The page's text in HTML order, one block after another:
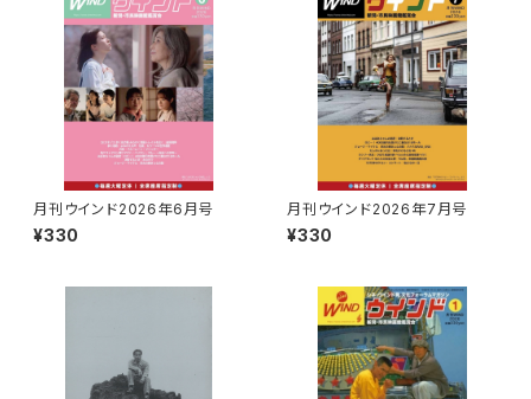
月刊ウインド2026年6月号
¥330
月刊ウインド2026年7月号
¥330